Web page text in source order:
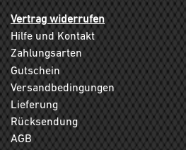
Vertrag widerrufen
Hilfe und Kontakt
Zahlungsarten
Gutschein
Versandbedingungen
Lieferung
Rücksendung
AGB